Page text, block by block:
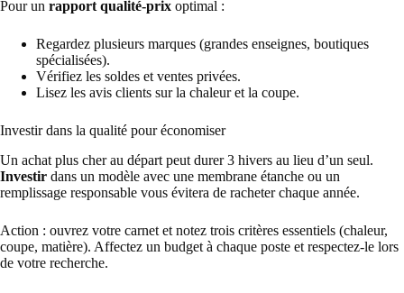
Pour un rapport qualité-prix optimal :
Regardez plusieurs marques (grandes enseignes, boutiques
spécialisées).
Vérifiez les soldes et ventes privées.
Lisez les avis clients sur la chaleur et la coupe.
Investir dans la qualité pour économiser
Un achat plus cher au départ peut durer 3 hivers au lieu d’un seul.
Investir dans un modèle avec une membrane étanche ou un
remplissage responsable vous évitera de racheter chaque année.
Action : ouvrez votre carnet et notez trois critères essentiels (chaleur,
coupe, matière). Affectez un budget à chaque poste et respectez-le lors
de votre recherche.